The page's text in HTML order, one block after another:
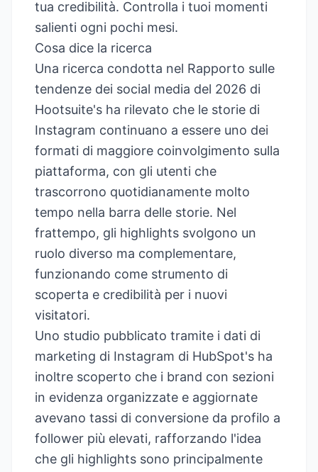
tua credibilità. Controlla i tuoi momenti
salienti ogni pochi mesi.
Cosa dice la ricerca
Una ricerca condotta nel Rapporto sulle
tendenze dei social media del 2026 di
Hootsuite's ha rilevato che le storie di
Instagram continuano a essere uno dei
formati di maggiore coinvolgimento sulla
piattaforma, con gli utenti che
trascorrono quotidianamente molto
tempo nella barra delle storie. Nel
frattempo, gli highlights svolgono un
ruolo diverso ma complementare,
funzionando come strumento di
scoperta e credibilità per i nuovi
visitatori.
Uno studio pubblicato tramite i dati di
marketing di Instagram di HubSpot's ha
inoltre scoperto che i brand con sezioni
in evidenza organizzate e aggiornate
avevano tassi di conversione da profilo a
follower più elevati, rafforzando l'idea
che gli highlights sono principalmente